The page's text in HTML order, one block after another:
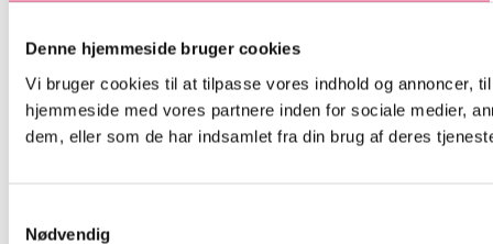
Denne hjemmeside bruger cookies
Vi bruger cookies til at tilpasse vores indhold og annoncer,
hjemmeside med vores partnere inden for sociale medier,
dem, eller som de har indsamlet fra din brug af deres
Nødvendig